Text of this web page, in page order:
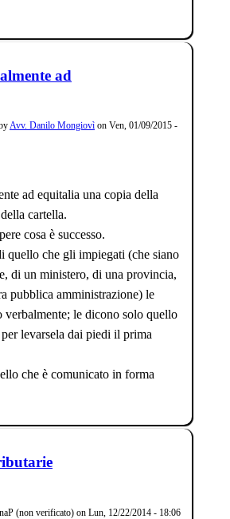
ad
Avv. Danilo Mongiovì on Ven, 01/09/2015 -
ad equitalia una copia della
cartella.
cosa è successo.
quello che gli impiegati (che siano
di un ministero, di una provincia,
pubblica amministrazione) le
verbalmente; le dicono solo quello
per levarsela dai piedi il prima
che è comunicato in forma
(non verificato) on Lun, 12/22/2014 - 18:06